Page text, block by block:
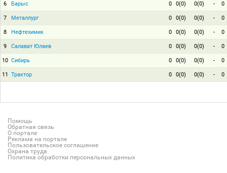
6 Барыс 0 0(0) 0(0) - 0
7 Металлург 0 0(0) 0(0) - 0
8 Нефтехимик 0 0(0) 0(0) - 0
9 Салават Юлаев 0 0(0) 0(0) - 0
10 Сибирь 0 0(0) 0(0) - 0
11 Трактор 0 0(0) 0(0) - 0
Помощь
Обратная связь
О портале
Реклама на портале
Пользовательское соглашение
Охрана труда
Политика обработки персональных данных